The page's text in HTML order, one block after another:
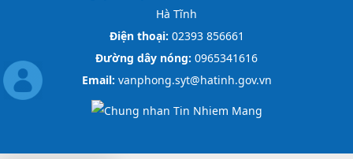
Hà Tĩnh
Điện thoại: 02393 856661
Đường dây nóng: 0965341616
Email: vanphong.syt@hatinh.gov.vn